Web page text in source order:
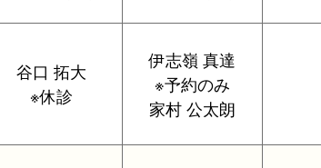
谷口 拓大
※休診
伊志嶺 真達
※予約のみ
家村 公太朗